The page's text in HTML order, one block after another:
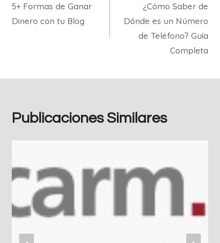
de
5+ Formas de Ganar
Dinero con tu Blog
¿Cómo Saber de
Dónde es un Número
de Teléfono? Guía
Completa
Publicaciones Similares